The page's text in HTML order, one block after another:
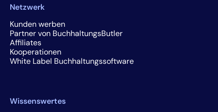
Netzwerk
Kunden werben
Partner von BuchhaltungsButler
Affiliates
Kooperationen
White Label Buchhaltungssoftware
Wissenswertes